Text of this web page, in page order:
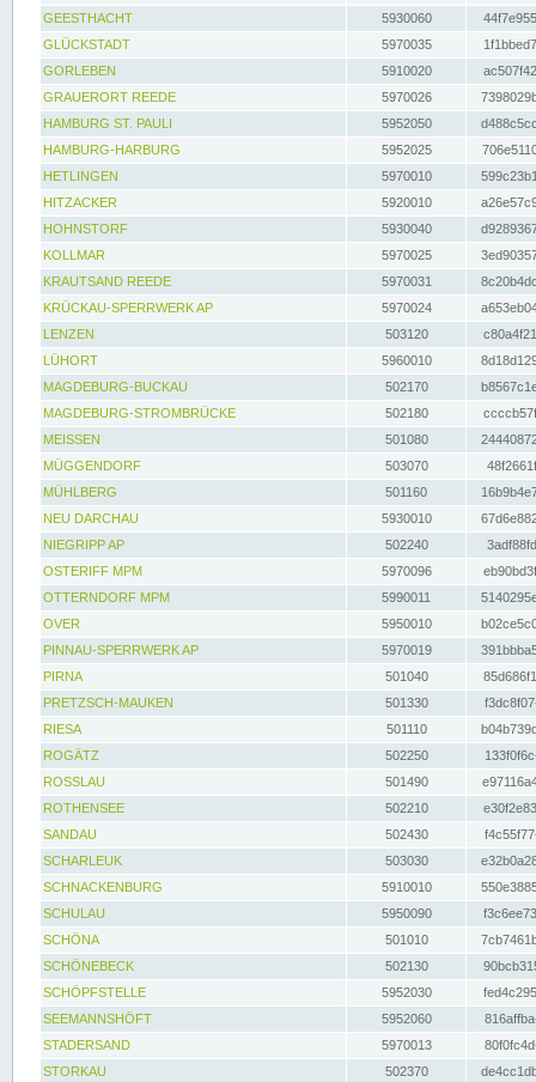
GEESTHACHT
5930060
GLÜCKSTADT
5970035
GORLEBEN
5910020
GRAUERORT REEDE
5970026
HAMBURG ST. PAULI
5952050
HAMBURG-HARBURG
5952025
HETLINGEN
5970010
HITZACKER
5920010
HOHNSTORF
5930040
KOLLMAR
5970025
KRAUTSAND REEDE
5970031
KRÜCKAU-SPERRWERK AP
5970024
LENZEN
503120
LÜHORT
5960010
MAGDEBURG-BUCKAU
502170
MAGDEBURG-STROMBRÜCKE
502180
MEISSEN
501080
MÜGGENDORF
503070
MÜHLBERG
501160
NEU DARCHAU
5930010
NIEGRIPP AP
502240
OSTERIFF MPM
5970096
OTTERNDORF MPM
5990011
OVER
5950010
PINNAU-SPERRWERK AP
5970019
PIRNA
501040
PRETZSCH-MAUKEN
501330
RIESA
501110
ROGÄTZ
502250
ROSSLAU
501490
ROTHENSEE
502210
SANDAU
502430
SCHARLEUK
503030
SCHNACKENBURG
5910010
SCHULAU
5950090
SCHÖNA
501010
SCHÖNEBECK
502130
SCHÖPFSTELLE
5952030
SEEMANNSHÖFT
5952060
STADERSAND
5970013
STORKAU
502370